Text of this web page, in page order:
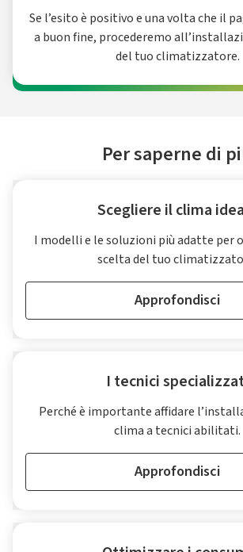
Se l’esito è positivo e una volta che il
a buon fine, procederemo
del tuo climatizzatore.
Per saperne di
Scegliere il clima
I modelli e le soluzioni più adatte per
scelta del tuo
Approfondisci
I tecnici
Perché è importante affidare
clima a tecnici abilitati.
Approfondisci